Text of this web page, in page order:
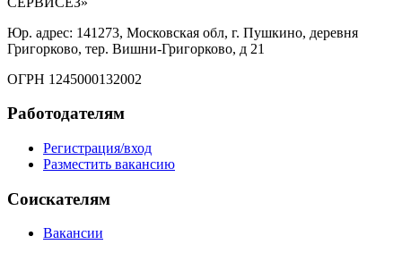
Юр. адрес: 141273, Московская обл, г. Пушкино, деревня
Григорково, тер. Вишни-Григорково, д 21
ОГРН 1245000132002
Работодателям
Регистрация/вход
Разместить вакансию
Соискателям
Вакансии